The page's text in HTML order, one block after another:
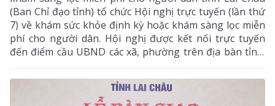
(Ban Chỉ đạo tỉnh) tổ chức Hội nghị trực tuyến (lần thứ
7) về khám sức khỏe định kỳ hoặc khám sàng lọc miễn
phí cho người dân. Hội nghị được kết nối trực tuyến
đến điểm cầu UBND các xã, phường trên địa bàn tỉnh.
Đồng chí Bùi Tiến Thanh – Tỉnh ủy viên, Giám đốc Sở
Y tế, Phó Trưởng Ban chỉ đạo tỉnh chủ trì hội nghị. Dự
hội nghị còn có các đồng chí thành viên Ban Chỉ đạo